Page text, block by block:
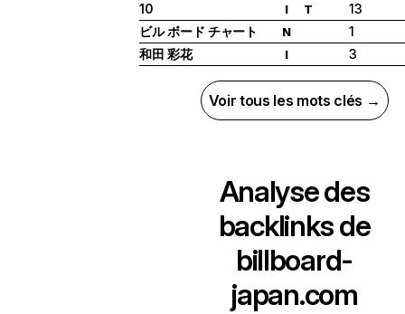
10
I T
13
ビル ボード チャート
N
1
和田 彩花
I 3
Voir tous les mots clés →
Analyse des
backlinks de
billboard-
japan.com